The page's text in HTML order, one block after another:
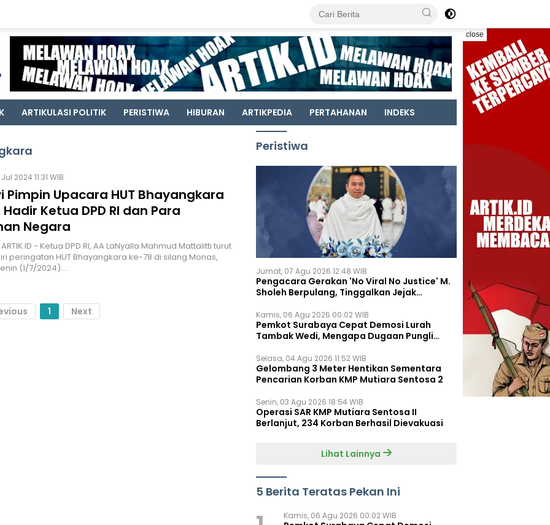
close
ARTIKULASI POLITIK PERISTIWA HIBURAN ARTIKPEDIA PERTAHANAN INDEKS
2024 11:31 WIB
Pimpin Upacara HUT Bhayangkara
Ketua DPD RI dan Para
Negara
ARTIK.ID - Ketua DPD RI, AA LaNyalla Mahmud Mattalitti turut
peringatan HUT Bhayangkara ke-78 di silang Monas,
(1/7/2024).…
1 Next
Peristiwa
Jumat, 07 Agu 2026 12:48 WIB
Pengacara Gerakan 'No Viral No Justice' M.
Sholeh Berpulang, Tinggalkan Jejak
Kamis, 06 Agu 2026 00:02 WIB
Pemkot Surabaya Cepat Demosi Lurah
Tambak Wedi, Mengapa Dugaan Pungli
Selasa, 04 Agu 2026 11:52 WIB
Gelombang 3 Meter Hentikan Sementara
Pencarian Korban KMP Mutiara Sentosa 2
Senin, 03 Agu 2026 18:54 WIB
Operasi SAR KMP Mutiara Sentosa II
Berlanjut, 234 Korban Berhasil Dievakuasi
Lihat Lainnya
5 Berita Teratas Pekan Ini
Kamis, 06 Agu 2026 00:02 WIB